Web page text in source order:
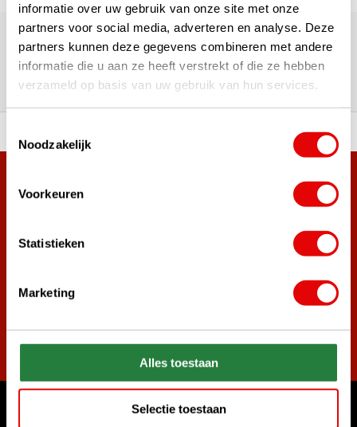
informatie over uw gebruik van onze site met onze
partners voor social media, adverteren en analyse. Deze
partners kunnen deze gegevens combineren met andere
informatie die u aan ze heeft verstrekt of die ze hebben
verzameld op basis van uw gebruik van hun services.
Noodzakelijk
Voorkeuren
Statistieken
Marketing
Alles toestaan
Selectie toestaan
180.000+ Klanten | 5.000+ Reviews | Trusted Shops, TrustPilot,
Google
Reviews: Onze klanten aan het
woord
Vóór 15:00 besteld,
Meer dan 38.000 klanten hebben zich al
Word ook lid van de nieuwsbrief en mis nooit meer de beste
golf aanbiedingen!